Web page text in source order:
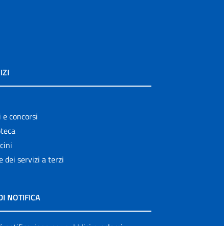
e concorsi
dei servizi a terzi
NOTIFICA